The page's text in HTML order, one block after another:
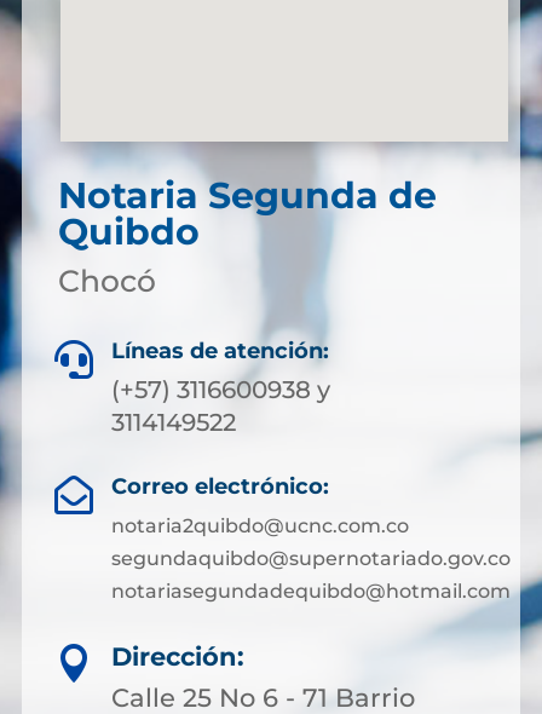
Notaria Segunda de
Quibdo
Chocó
 Líneas de atención:
(+57) 3116600938 y
3114149522
 Correo electrónico:
notaria2quibdo@ucnc.com.co
segundaquibdo@supernotariado.gov.co
notariasegundadequibdo@hotmail.com

Dirección:
Calle 25 No 6 - 71 Barrio